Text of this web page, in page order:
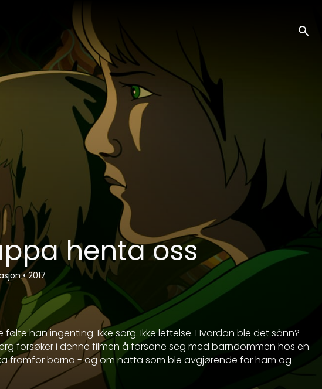
Søk
henta oss
• 2017
han ingenting. Ikke sorg. Ikke lettelse. Hvordan ble det sånn?
forsøker i denne filmen å forsone seg med barndommen hos en
framfor barna - og om natta som ble avgjørende for ham og